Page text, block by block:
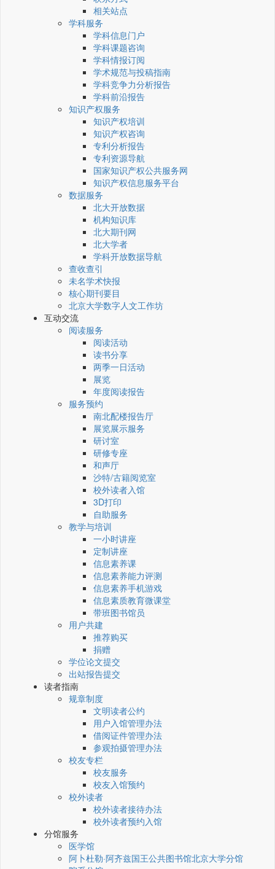
相关站点
学科服务
学科信息门户
学科课题咨询
学科情报订阅
学术规范与投稿指南
学科竞争力分析报告
学科前沿报告
知识产权服务
知识产权培训
知识产权咨询
专利分析报告
专利资源导航
国家知识产权公共服务网
知识产权信息服务平台
数据服务
北大开放数据
机构知识库
北大期刊网
北大学者
学科开放数据导航
查收查引
未名学术快报
核心期刊要目
北京大学数字人文工作坊
互动交流
阅读服务
阅读活动
读书分享
两季一日活动
展览
年度阅读报告
服务预约
南北配楼报告厅
展览展示服务
研讨室
研修专座
和声厅
沙特/古籍阅览室
校外读者入馆
3D打印
自助服务
教学与培训
一小时讲座
定制讲座
信息素养课
信息素养能力评测
信息素养手机游戏
信息素质教育微课堂
带班图书馆员
用户共建
推荐购买
捐赠
学位论文提交
出站报告提交
读者指南
规章制度
文明读者公约
用户入馆管理办法
借阅证件管理办法
参观拍摄管理办法
校友专栏
校友服务
校友入馆预约
校外读者
校外读者接待办法
校外读者预约入馆
分馆服务
医学馆
阿卜杜勒·阿齐兹国王公共图书馆北京大学分馆